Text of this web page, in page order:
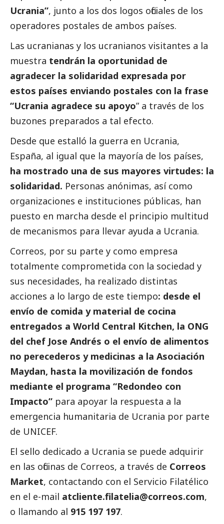
Ucrania”, junto a los dos logos oficiales de los
operadores postales de ambos países.
Las ucranianas y los ucranianos visitantes a la
muestra tendrán la oportunidad de
agradecer la solidaridad expresada por
estos países enviando postales con la frase
“Ucrania agradece su apoyo” a través de los
buzones preparados a tal efecto.
Desde que estalló la guerra en Ucrania,
España, al igual que la mayoría de los países,
ha mostrado una de sus mayores virtudes: la
solidaridad. Personas anónimas, así como
organizaciones e instituciones públicas, han
puesto en marcha desde el principio multitud
de mecanismos para llevar ayuda a Ucrania.
Correos, por su parte y como empresa
totalmente comprometida con la sociedad y
sus necesidades, ha realizado distintas
acciones a lo largo de este tiempo: desde el
envío de comida y material de cocina
entregados a World Central Kitchen, la ONG
del chef Jose Andrés o el envío de alimentos
no perecederos y medicinas a la Asociación
Maydan, hasta la movilización de fondos
mediante el programa “Redondeo con
Impacto” para apoyar la respuesta a la
emergencia humanitaria de Ucrania por parte
de UNICEF.
El sello dedicado a Ucrania se puede adquirir
en las oficinas de Correos, a través de Correos
Market, contactando con el Servicio Filatélico
en el e-mail atcliente.filatelia@correos.com,
o llamando al 915 197 197.